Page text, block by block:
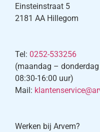
Einsteinstraat 5
2181 AA Hillegom
Tel: 0252-533256
(maandag –
08:30-16:00 uur)
Mail:
Werken bij Arvem?